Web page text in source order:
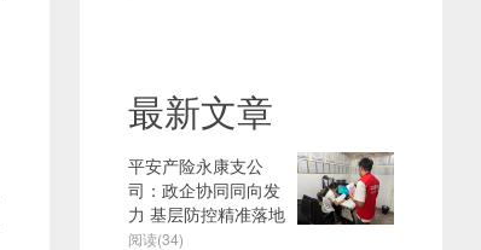
最新文章
平安产险永康支公
司：政企协同同向发
力 基层防控精准落地
阅读(34)